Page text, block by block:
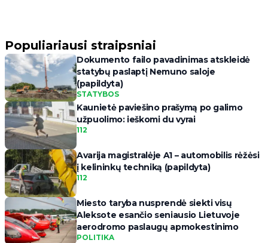
Populiariausi straipsniai
Dokumento failo pavadinimas atskleidė
statybų paslaptį Nemuno saloje
(papildyta)
STATYBOS
Kaunietė paviešino prašymą po galimo
užpuolimo: ieškomi du vyrai
112
Avarija magistralėje A1 – automobilis rėžėsi
į kelininkų techniką (papildyta)
112
Miesto taryba nusprendė siekti visų
Aleksote esančio seniausio Lietuvoje
aerodromo paslaugų apmokestinimo
POLITIKA